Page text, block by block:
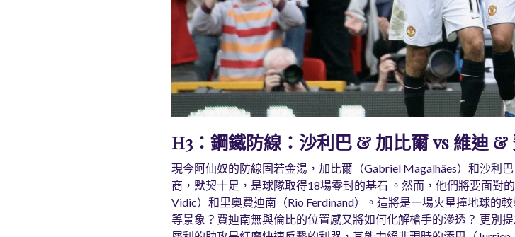
H3：鋼鐵防線：沙利巴 & 加比爾 vs 維迪 &
現今阿仙奴的防線固若金湯，加比爾（Gabriel Magalhães）和沙利
商，默契十足，是球隊取得18場零封的基石 。然而，他們將要面對
Vidic）和里奧費迪南（Rio Ferdinand）。這將是一場火星撞地球的
等景象？費迪南無與倫比的位置感又將如何化解槍手的滲透？ 更別